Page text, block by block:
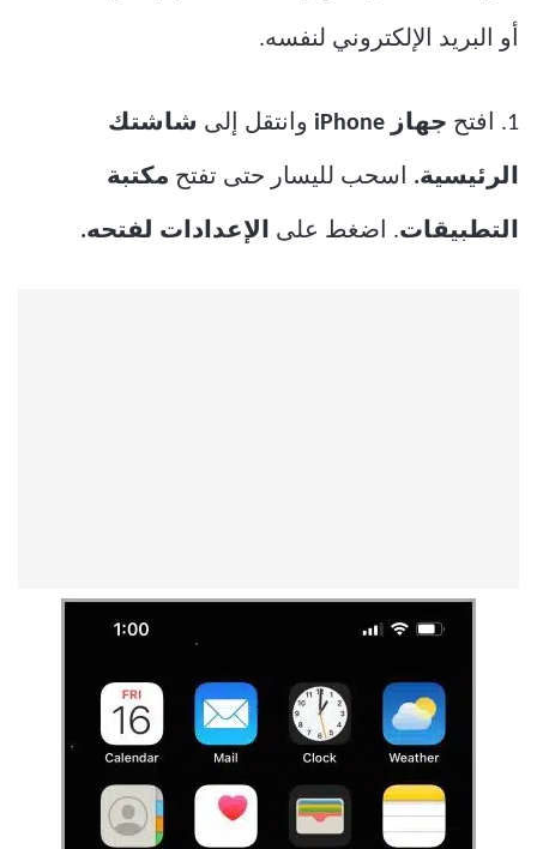
أو البريد الإلكتروني لنفسه.
1. افتح جهاز iPhone وانتقل إلى شاشتك
الرئيسية. اسحب لليسار حتى تفتح مكتبة
التطبيقات. اضغط على الإعدادات لفتحه.